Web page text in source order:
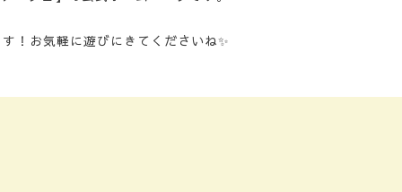
！お気軽に遊びにきてくださいね✨